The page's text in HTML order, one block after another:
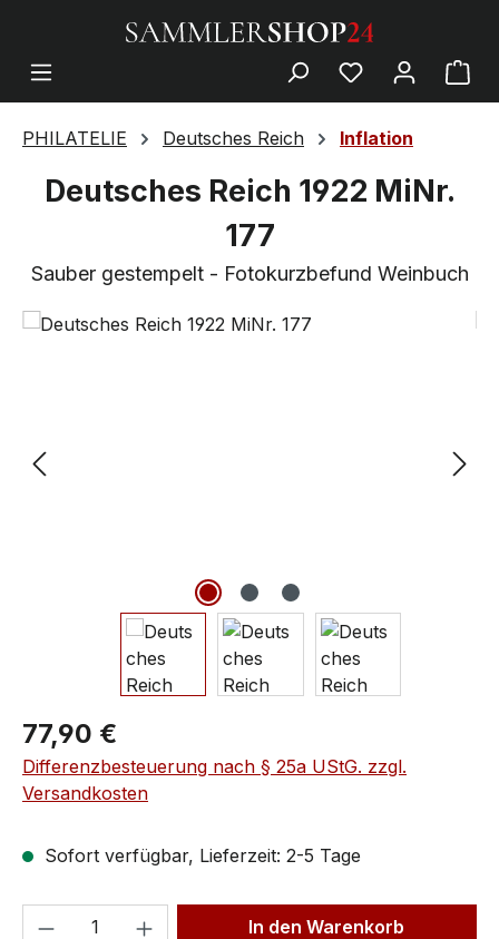
PHILATELIE Deutsches Reich Inflation
Deutsches Reich 1922 MiNr.
177
Sauber gestempelt - Fotokurzbefund Weinbuch
77,90 €
Differenzbesteuerung nach § 25a UStG. zzgl.
Versandkosten
Sofort verfügbar, Lieferzeit: 2-5 Tage
In den Warenkorb